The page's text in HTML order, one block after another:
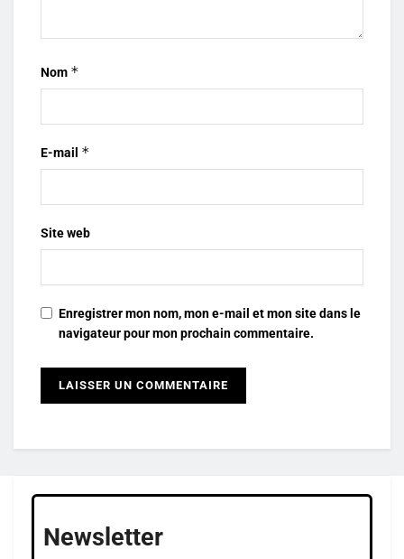
Nom *
E-mail *
Site web
Enregistrer mon nom, mon e-mail et mon site dans le
navigateur pour mon prochain commentaire.
Newsletter